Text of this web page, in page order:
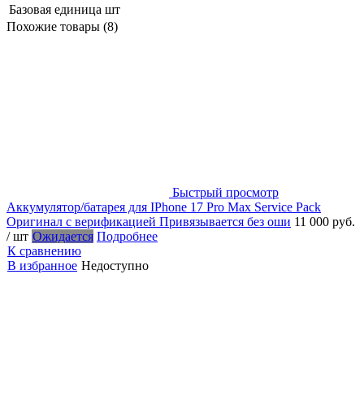
Базовая единица шт
Похожие товары (8)
Быстрый просмотр
Аккумулятор/батарея для IPhone 17 Pro Max Service Pack
Оригинал с верификацией Привязывается без оши 11 000 руб.
/ шт Ожидается Подробнее
К сравнению
В избранное Недоступно